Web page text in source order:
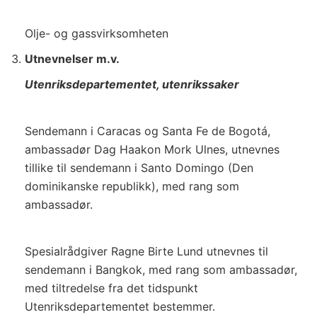
Olje- og gassvirksomheten
Utnevnelser m.v.
Utenriksdepartementet, utenrikssaker
Sendemann i Caracas og Santa Fe de Bogotá,
ambassadør Dag Haakon Mork Ulnes, utnevnes
tillike til sendemann i Santo Domingo (Den
dominikanske republikk), med rang som
ambassadør.
Spesialrådgiver Ragne Birte Lund utnevnes til
sendemann i Bangkok, med rang som ambassadør,
med tiltredelse fra det tidspunkt
Utenriksdepartementet bestemmer.